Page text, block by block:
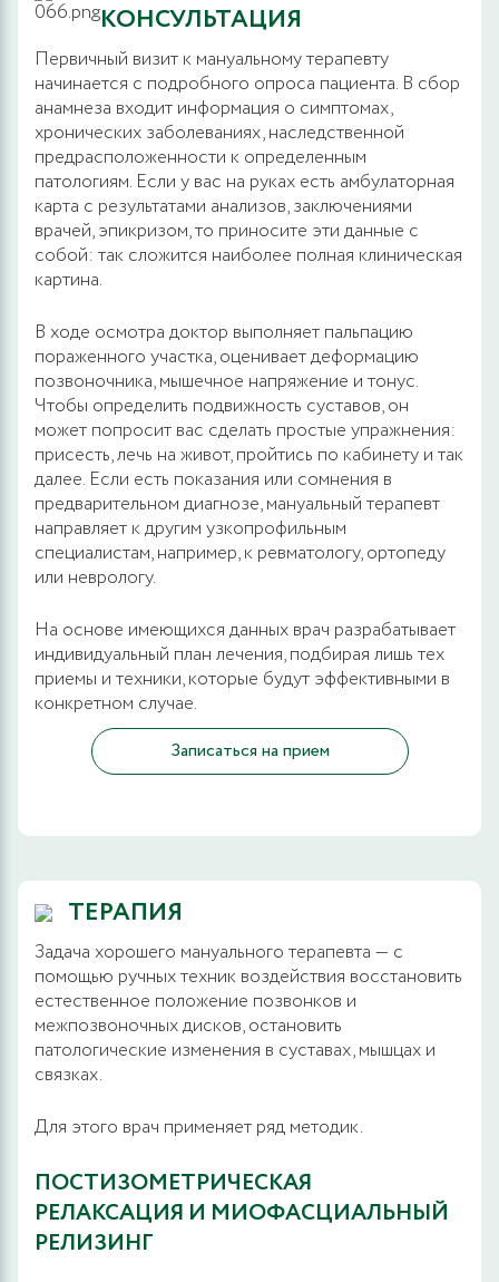
КОНСУЛЬТАЦИЯ
Первичный визит к мануальному терапевту
начинается с подробного опроса пациента. В сбор
анамнеза входит информация о симптомах,
хронических заболеваниях, наследственной
предрасположенности к определенным
патологиям. Если у вас на руках есть амбулаторная
карта с результатами анализов, заключениями
врачей, эпикризом, то приносите эти данные с
собой: так сложится наиболее полная клиническая
картина.
В ходе осмотра доктор выполняет пальпацию
пораженного участка, оценивает деформацию
позвоночника, мышечное напряжение и тонус.
Чтобы определить подвижность суставов, он
может попросит вас сделать простые упражнения:
присесть, лечь на живот, пройтись по кабинету и так
далее. Если есть показания или сомнения в
предварительном диагнозе, мануальный терапевт
направляет к другим узкопрофильным
специалистам, например, к ревматологу, ортопеду
или неврологу.
На основе имеющихся данных врач разрабатывает
индивидуальный план лечения, подбирая лишь тех
приемы и техники, которые будут эффективными в
конкретном случае.
Записаться на прием
ТЕРАПИЯ
Задача хорошего мануального терапевта — с
помощью ручных техник воздействия восстановить
естественное положение позвонков и
межпозвоночных дисков, остановить
патологические изменения в суставах, мышцах и
связках.
Для этого врач применяет ряд методик.
ПОСТИЗОМЕТРИЧЕСКАЯ
РЕЛАКСАЦИЯ И МИОФАСЦИАЛЬНЫЙ
РЕЛИЗИНГ